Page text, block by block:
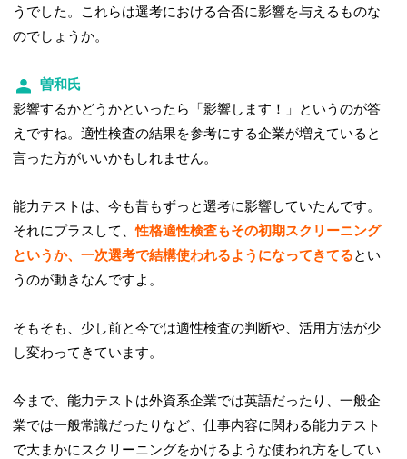
うでした。これらは選考における合否に影響を与えるものな
のでしょうか。
曽和氏
影響するかどうかといったら「影響します！」というのが答
えですね。適性検査の結果を参考にする企業が増えていると
言った方がいいかもしれません。
能力テストは、今も昔もずっと選考に影響していたんです。
それにプラスして、性格適性検査もその初期スクリーニング
というか、一次選考で結構使われるようになってきてるとい
うのが動きなんですよ。
そもそも、少し前と今では適性検査の判断や、活用方法が少
し変わってきています。
今まで、能力テストは外資系企業では英語だったり、一般企
業では一般常識だったりなど、仕事内容に関わる能力テスト
で大まかにスクリーニングをかけるような使われ方をしてい